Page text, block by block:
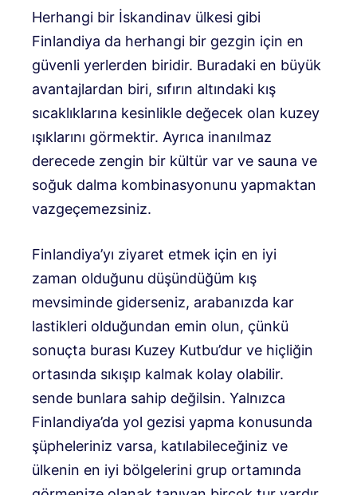
Herhangi bir İskandinav ülkesi gibi
Finlandiya da herhangi bir gezgin için en
güvenli yerlerden biridir. Buradaki en büyük
avantajlardan biri, sıfırın altındaki kış
sıcaklıklarına kesinlikle değecek olan kuzey
ışıklarını görmektir. Ayrıca inanılmaz
derecede zengin bir kültür var ve sauna ve
soğuk dalma kombinasyonunu yapmaktan
vazgeçemezsiniz.
Finlandiya’yı ziyaret etmek için en iyi
zaman olduğunu düşündüğüm kış
mevsiminde giderseniz, arabanızda kar
lastikleri olduğundan emin olun, çünkü
sonuçta burası Kuzey Kutbu’dur ve hiçliğin
ortasında sıkışıp kalmak kolay olabilir.
sende bunlara sahip değilsin. Yalnızca
Finlandiya’da yol gezisi yapma konusunda
şüpheleriniz varsa, katılabileceğiniz ve
ülkenin en iyi bölgelerini grup ortamında